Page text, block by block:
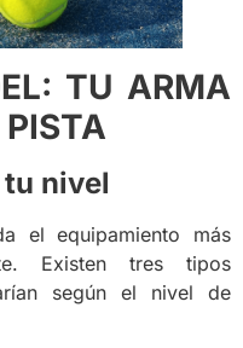
TU ARMA
nivel
el equipamiento más
Existen tres tipos
según el nivel de